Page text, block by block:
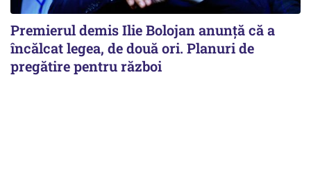
Premierul demis Ilie Bolojan anunță că a
încălcat legea, de două ori. Planuri de
pregătire pentru război